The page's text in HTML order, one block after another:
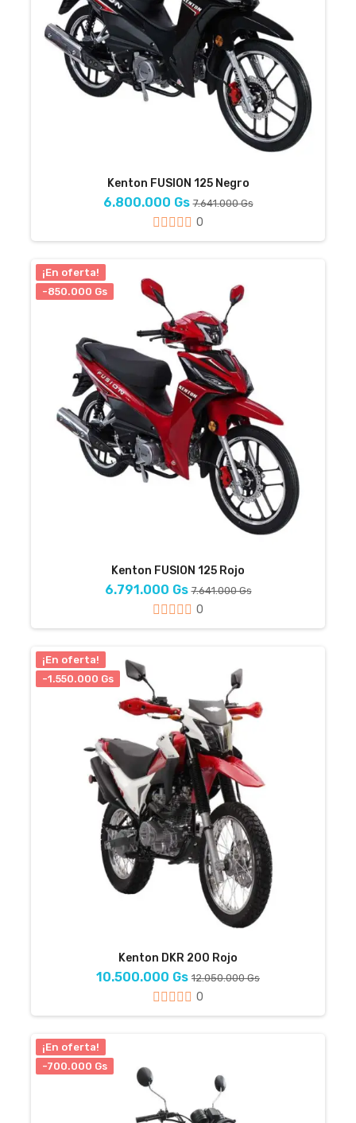
Kenton FUSION 125 Negro
6.800.000 Gs7.641.000 Gs
0
¡En oferta!
-850.000 Gs
Kenton FUSION 125 Rojo
6.791.000 Gs7.641.000 Gs
0
¡En oferta!
-1.550.000 Gs
Kenton DKR 200 Rojo
10.500.000 Gs 12.050.000 Gs
0
¡En oferta!
-700.000 Gs